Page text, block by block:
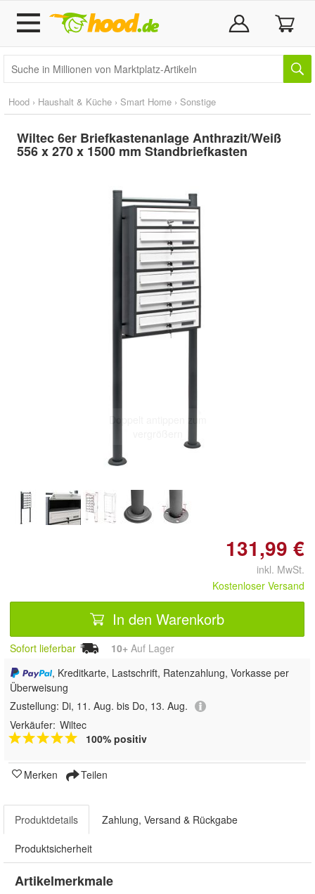
Hood › Haushalt & Küche › Smart Home › Sonstige
Wiltec 6er Briefkastenanlage Anthrazit/Weiß
556 x 270 x 1500 mm Standbriefkasten
Doppelt antippen zum
131,99 €
inkl. MwSt.
Kostenloser Versand
In den Warenkorb
Sofort lieferbar 10+ Auf Lager
, Kreditkarte, Lastschrift, Ratenzahlung, Vorkasse per
Überweisung
Zustellung: Di, 11. Aug. bis Do, 13. Aug.
Verkäufer: Wiltec
100% positiv
Merken Teilen
Produktdetails Zahlung, Versand & Rückgabe
Produktsicherheit
Artikelmerkmale